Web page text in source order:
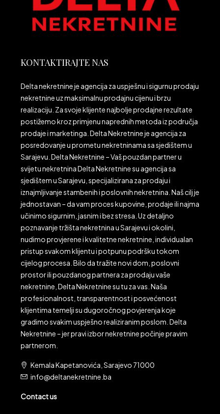
KONTAKTIRAJTE NAS
Delta nekretnine je agencija za uspješnu i sigurnu prodaju
nekretnine uz maksimalnu prodajnu cijenu i brzu
realizaciju. Za svoje klijente najbolje prodajne rezultate
postižemo kroz primjenu naprednih metoda iz područja
prodaje i marketinga. Delta Nekretnine je agencija za
posredovanje u prometu nekretninama sa sjedištem u
Sarajevu. Delta Nekretnine – Vaš pouzdan partner u
svijetu nekretnina Delta Nekretnine su agencija sa
sjedištem u Sarajevu, specijalizirana za prodaju i
iznajmljivanje stambenih i poslovnih nekretnina. Naš cilj je
jednostavan – da vam proces kupovine, prodaje ili najma
učinimo sigurnim, jasnim i bez stresa. Uz detaljno
poznavanje tržišta nekretnina u Sarajevu i okolini,
nudimo provjerene i kvalitetne nekretnine, individualan
pristup svakom klijentu i potpunu podršku tokom
cijelog procesa. Bilo da tražite novi dom, poslovni
prostor ili pouzdanog partnera za prodaju vaše
nekretnine, Delta Nekretnine su tu za vas. Naša
profesionalnost, transparentnost i posvećenost
klijentima temelji su dugoročnog povjerenja koje
gradimo svakim uspješno realiziranim poslom. Delta
Nekretnine – jer pravi izbor nekretnine počinje pravim
partnerom.
Kemala Kapetanovića, Sarajevo 71000
info@deltanekretnine.ba
Contact us